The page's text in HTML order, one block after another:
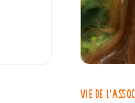
VIE DE